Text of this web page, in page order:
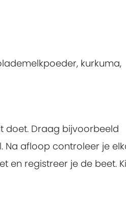
kurkuma,
doet. Draag bijvoorbeeld
Na afloop controleer je
en registreer je de beet.